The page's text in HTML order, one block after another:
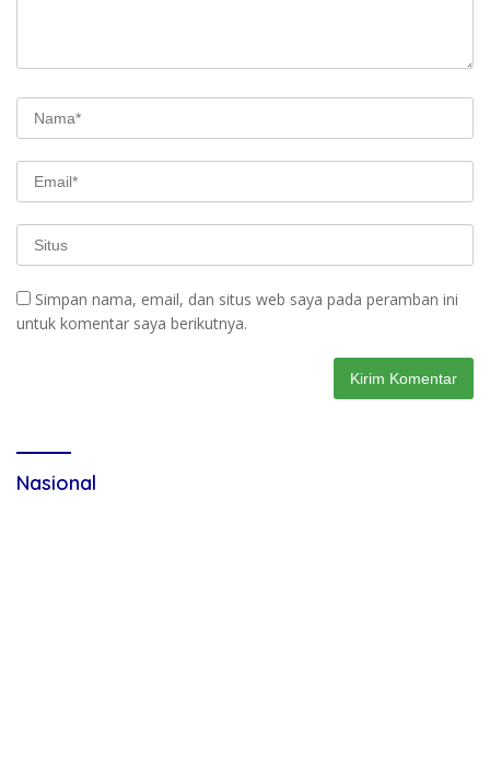
Simpan nama, email, dan situs web saya pada peramban ini
untuk komentar saya berikutnya.
Nasional